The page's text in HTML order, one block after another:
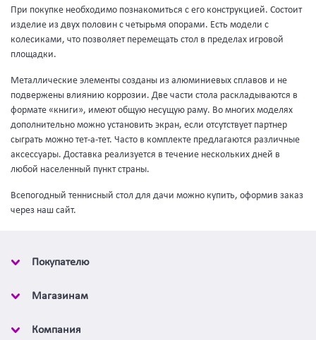
При покупке необходимо познакомиться с его конструкцией. Состоит
изделие из двух половин с четырьмя опорами. Есть модели с
колесиками, что позволяет перемещать стол в пределах игровой
площадки.
Металлические элементы созданы из алюминиевых сплавов и не
подвержены влиянию коррозии. Две части стола раскладываются в
формате «книги», имеют общую несущую раму. Во многих моделях
дополнительно можно установить экран, если отсутствует партнер
сыграть можно тет-а-тет. Часто в комплекте предлагаются различные
аксессуары. Доставка реализуется в течение нескольких дней в
любой населенный пункт страны.
Всепогодный теннисный стол для дачи можно купить, оформив заказ
через наш сайт.
Покупателю
Магазинам
Компания